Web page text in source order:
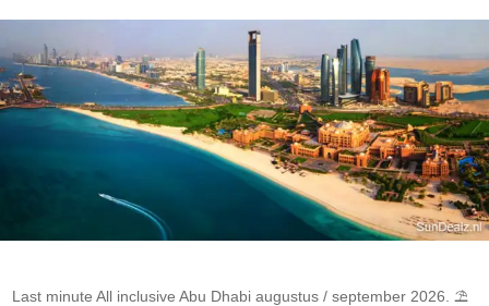
Last minute All inclusive Abu Dhabi augustus / september 2026. ⛱️